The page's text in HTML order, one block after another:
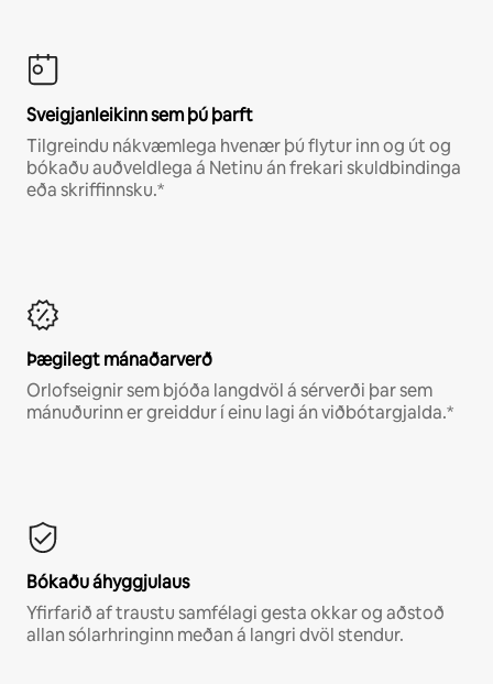
Sveigjanleikinn sem þú þarft
Tilgreindu nákvæmlega hvenær þú flytur inn og út og
bókaðu auðveldlega á Netinu án frekari skuldbindinga
eða skriffinnsku.*
Þægilegt mánaðarverð
Orlofseignir sem bjóða langdvöl á sérverði þar sem
mánuðurinn er greiddur í einu lagi án viðbótargjalda.*
Bókaðu áhyggjulaus
Yfirfarið af traustu samfélagi gesta okkar og aðstoð
allan sólarhringinn meðan á langri dvöl stendur.